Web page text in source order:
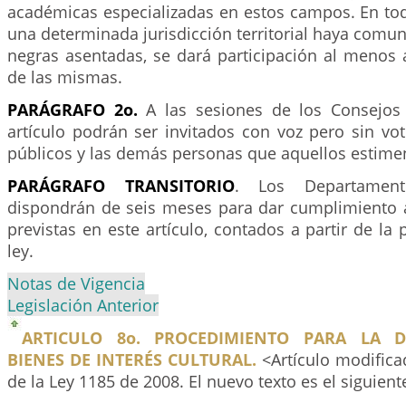
académicas especializadas en estos campos. En
una determinada jurisdicción territorial haya
negras asentadas, se dará participación al menos
de las mismas.
PARÁGRAFO 2o. A las sesiones de los
artículo podrán ser invitados con voz pero sin
públicos y las demás personas que aquellos
PARÁGRAFO
TRANSITORIO. Los
dispondrán de seis meses para dar cumplimiento
previstas en este artículo, contados a partir de la
ley.
Notas de Vigencia
Legislación Anterior
ARTICULO 8o. PROCEDIMIENTO PARA LA
BIENES DE INTERÉS CULTURAL. <Artículo
de la Ley 1185 de 2008. El nuevo texto es el